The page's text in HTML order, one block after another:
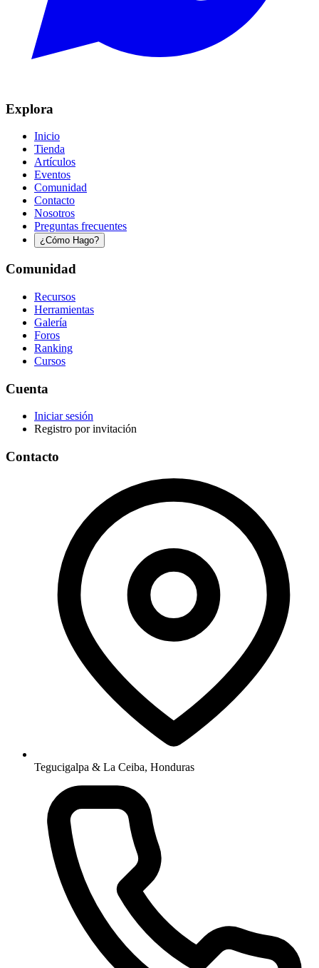
Explora
Inicio
Tienda
Artículos
Eventos
Comunidad
Contacto
Nosotros
Preguntas frecuentes
¿Cómo Hago?
Comunidad
Recursos
Herramientas
Galería
Foros
Ranking
Cursos
Cuenta
Iniciar sesión
Registro por invitación
Contacto
Tegucigalpa & La Ceiba, Honduras